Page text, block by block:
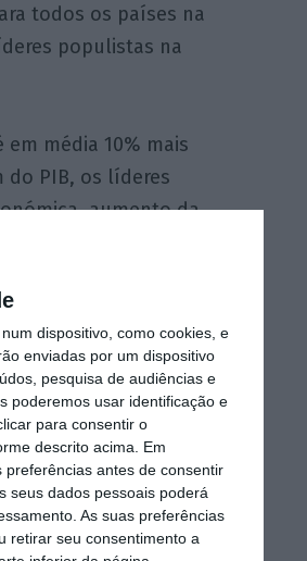
dispositivo, como cookies, e
enviadas por um dispositivo
pesquisa de audiências e
poderemos usar identificação e
para consentir o
descrito acima. Em
antes de consentir
seus dados pessoais poderá
As suas preferências
retirar seu consentimento a
todos os países na
populistas na
em média 10% mais
PIB, os líderes
aumento da
protecionismo, e
instituições, por
eleições menos livres
uma vez que tem
magnitude: o efeito
de qualidade
populistas. Seguindo
seria incluído em